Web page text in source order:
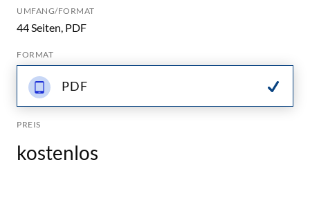
UMFANG/FORMAT
44 Seiten, PDF
FORMAT
PDF
PREIS
kostenlos